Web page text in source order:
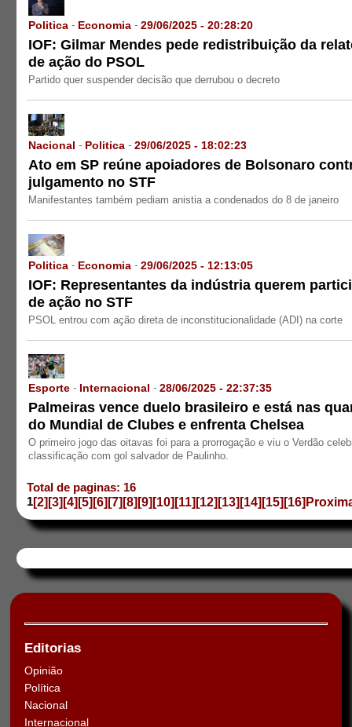
Politica- Economia-29/06/2025 - 20:28:20
IOF: Gilmar Mendes pede redistribuição da
de ação do PSOL
Partido quer suspender decisão que derrubou o decreto
Nacional- Politica-29/06/2025 - 18:02:23
Ato em SP reúne apoiadores de Bolsonaro
julgamento no STF
Manifestantes também pediam anistia a condenados do 8 de janeiro
Politica- Economia-29/06/2025 - 12:13:05
IOF: Representantes da indústria querem
de ação no STF
PSOL entrou com ação direta de inconstitucionalidade (ADI) na corte
Esporte- Internacional-28/06/2025 - 22:37:35
Palmeiras vence duelo brasileiro e está nas
do Mundial de Clubes e enfrenta Chelsea
O primeiro jogo das oitavas foi para a prorrogação e viu o Verdão
classificação com gol salvador de Paulinho.
Total de paginas: 16
1[2] [3] [4] [5] [6] [7] [8] [9] [10] [11] [12] [13] [14] [15] [16]
Editorias
Opinião
Política
Nacional
Internacional